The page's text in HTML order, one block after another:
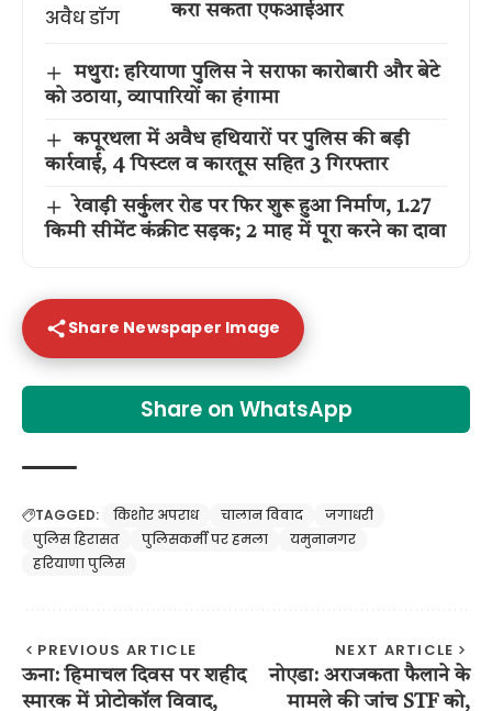
करा सकता एफआईआर
मथुरा: हरियाणा पुलिस ने सराफा कारोबारी और बेटे
को उठाया, व्यापारियों का हंगामा
कपूरथला में अवैध हथियारों पर पुलिस की बड़ी
कार्रवाई, 4 पिस्टल व कारतूस सहित 3 गिरफ्तार
रेवाड़ी सर्कुलर रोड पर फिर शुरू हुआ निर्माण, 1.27
किमी सीमेंट कंक्रीट सड़क; 2 माह में पूरा करने का दावा
Share Newspaper Image
Share on WhatsApp
TAGGED: किशोर अपराध चालान विवाद
जगाधरी
पुलिस हिरासत
पुलिसकर्मी पर हमला
यमुनानगर
हरियाणा पुलिस
PREVIOUS ARTICLE
ऊना: हिमाचल दिवस पर शहीद
स्मारक में प्रोटोकॉल विवाद,
NEXT ARTICLE
नोएडा: अराजकता फैलाने के
मामले की जांच STF को,